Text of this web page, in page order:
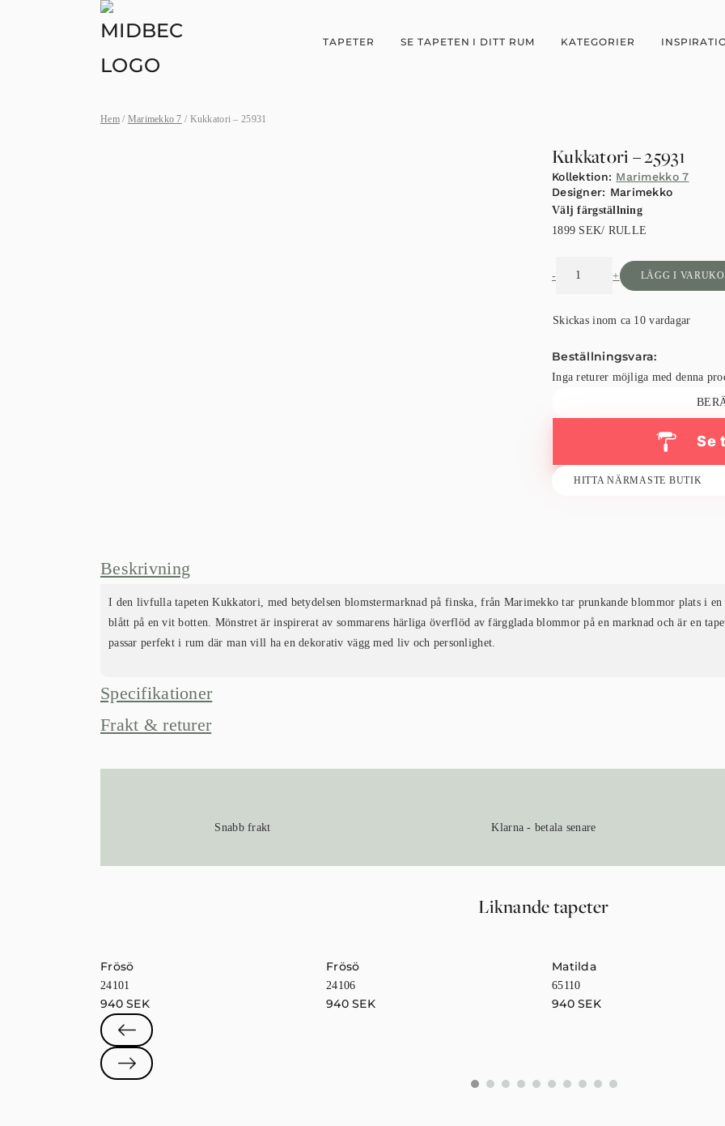
TAPETER SE TAPETEN I DITT RUM KATEGORIER
Hem/ Marimekko 7 / Kukkatori – 25931
Kukkatori – 25931
Kollektion: Marimekko 7
Designer: Marimekko
Välj färgställning
1899 SEK/ RULLE
- + LÄGG I
Skickas inom ca 10 vardagar
Beställningsvara:
Inga returer möjliga med denna
Se
HITTA NÄRMASTE BUTIK
Beskrivning
I den livfulla tapeten Kukkatori, med betydelsen blomstermarknad på finska, från Marimekko tar prunkande blommor plats i
blått på en vit botten. Mönstret är inspirerat av sommarens härliga överflöd av färgglada blommor på en marknad och är en
passar perfekt i rum där man vill ha en dekorativ vägg med liv och personlighet.
Specifikationer
Frakt & returer
Snabb frakt Klarna - betala senare
Liknande tapeter
Frösö
24101
940SEK
Frösö
24106
940SEK
Matilda
65110
940SEK
0